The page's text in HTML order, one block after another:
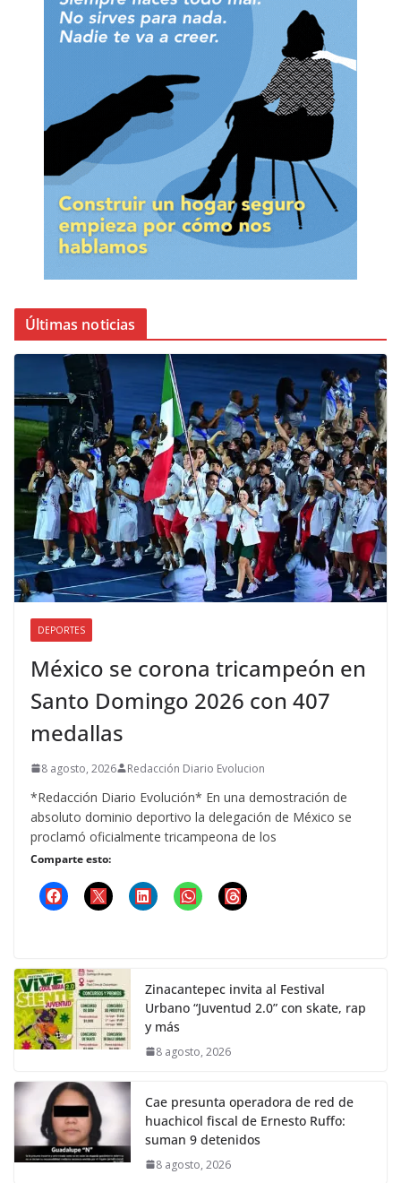
Últimas noticias
DEPORTES
México se corona tricampeón en
Santo Domingo 2026 con 407
medallas
8 agosto, 2026 Redacción Diario Evolucion
*Redacción Diario Evolución* En una demostración de
absoluto dominio deportivo la delegación de México se
proclamó oficialmente tricampeona de los
Comparte esto:
Zinacantepec invita al Festival
Urbano “Juventud 2.0” con skate, rap
y más
8 agosto, 2026
Cae presunta operadora de red de
huachicol fiscal de Ernesto Ruffo:
suman 9 detenidos
8 agosto, 2026